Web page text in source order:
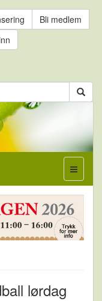
Bli medlem
lørdag